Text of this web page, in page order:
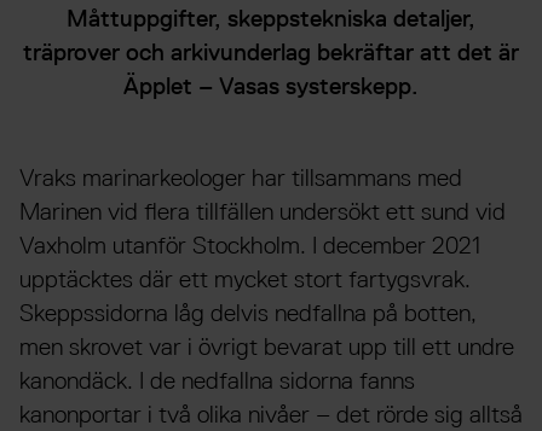
Måttuppgifter, skeppstekniska detaljer,
träprover och arkivunderlag bekräftar att det är
Äpplet – Vasas systerskepp.
Vraks marinarkeologer har tillsammans med
Marinen vid flera tillfällen undersökt ett sund vid
Vaxholm utanför Stockholm. I december 2021
upptäcktes där ett mycket stort fartygsvrak.
Skeppssidorna låg delvis nedfallna på botten,
men skrovet var i övrigt bevarat upp till ett undre
kanondäck. I de nedfallna sidorna fanns
kanonportar i två olika nivåer – det rörde sig alltså